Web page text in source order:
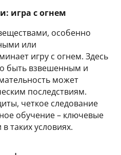
игра с огнем
особенно
или
игру с огнем. Здесь
быть взвешенным и
может
последствиям.
четкое следование
обучение – ключевые
таких условиях.